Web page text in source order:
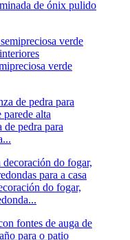
de ónix pulido
verde
de pedra para
do fogar,